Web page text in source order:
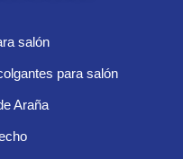
salón
para salón
Araña